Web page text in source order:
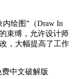
绘图”（Draw In
缚，允许设计师
，大幅提高了工作